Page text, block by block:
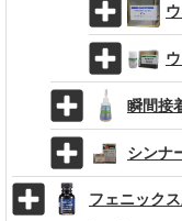
瞬間接
シンナ
フェニック